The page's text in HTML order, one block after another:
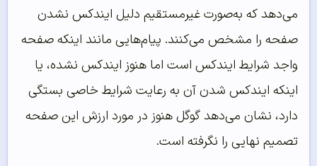
می‌دهد که به‌صورت غیرمستقیم دلیل ایندکس نشدن
صفحه را مشخص می‌کنند. پیام‌هایی مانند اینکه صفحه
واجد شرایط ایندکس است اما هنوز ایندکس نشده، یا
اینکه ایندکس شدن آن به رعایت شرایط خاصی بستگی
دارد، نشان می‌دهد گوگل هنوز در مورد ارزش این صفحه
تصمیم نهایی را نگرفته است.